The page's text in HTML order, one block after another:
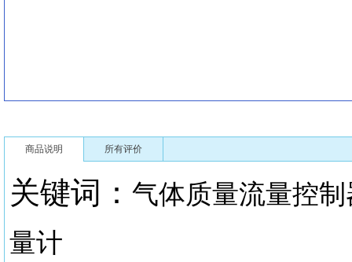
商品说明 所有评价
关键词： 气体质量流量控制
量计